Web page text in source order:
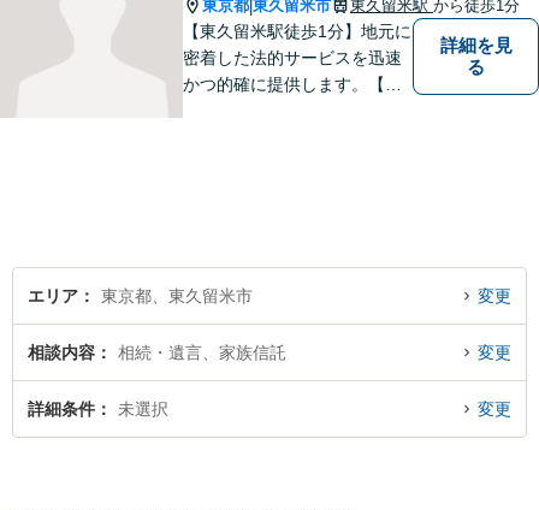
東京都|東久留米市 東久留米駅 から徒歩1分
【東久留米駅徒歩1分】地元に
密着した法的サービスを迅速
かつ的確に提供します。【当
詳細を見
る
エリア 東京都、東久留米市 変更
相談内容 相続・遺言、家族信託 変更
詳細条件 未選択 変更